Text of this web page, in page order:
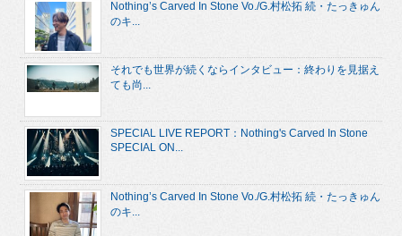
Nothing’s Carved In Stone Vo./G.村松拓 続・たっきゅん
のキ...
それでも世界が続くならインタビュー：終わりを見据え
ても尚...
SPECIAL LIVE REPORT：Nothing's Carved In Stone
SPECIAL ON...
Nothing’s Carved In Stone Vo./G.村松拓 続・たっきゅん
のキ...